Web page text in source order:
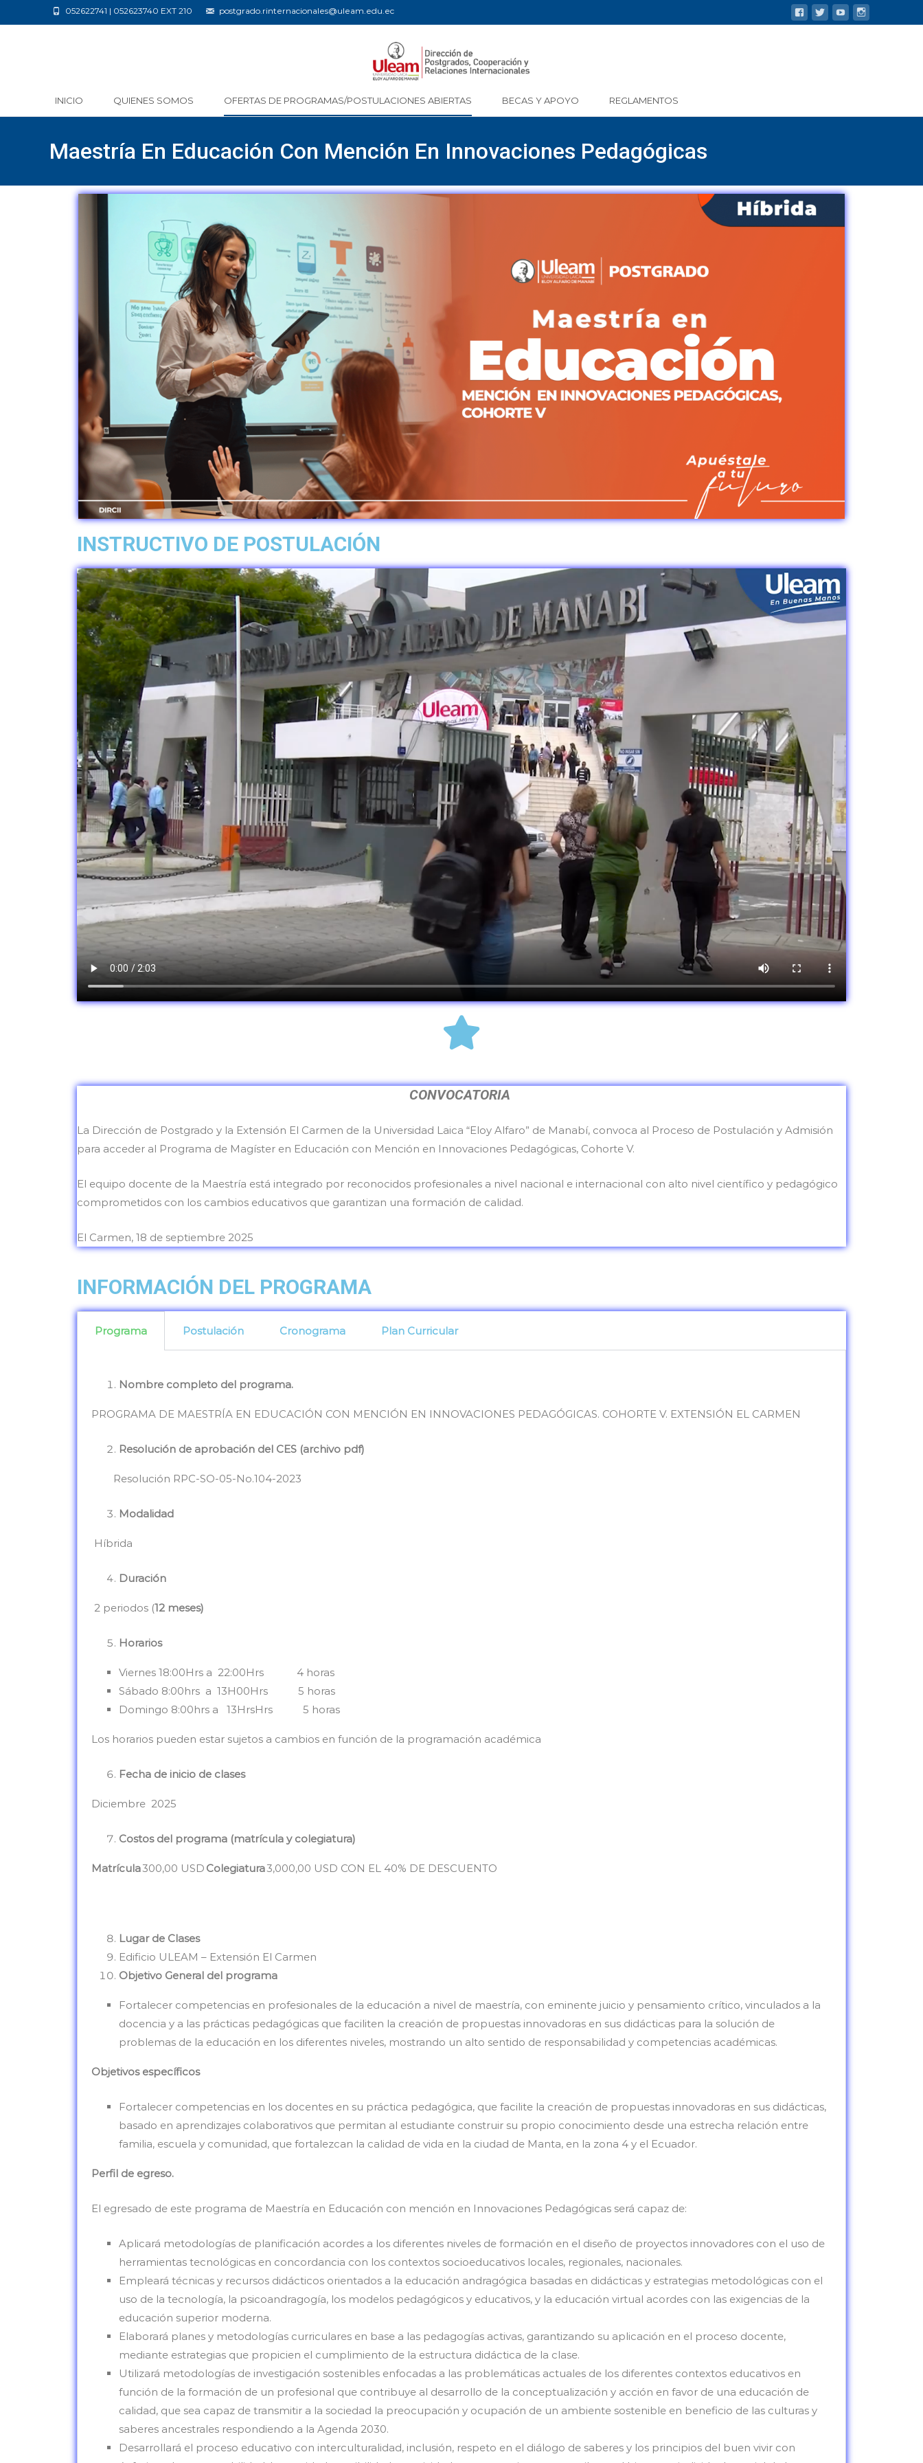
052622741 | 052623740 EXT 210 postgrado.rinternacionales@uleam.edu.ec
INICIO QUIENES SOMOS OFERTAS DE PROGRAMAS/POSTULACIONES ABIERTAS BECAS Y APOYO REGLAMENTOS
Maestría En Educación Con Mención En Innovaciones Pedagógicas
INSTRUCTIVO DE POSTULACIÓN
CONVOCATORIA
La Dirección de Postgrado y la Extensión El Carmen de la Universidad Laica “Eloy Alfaro” de Manabí, convoca al Proceso de Postulación y Admisión
para acceder al Programa de Magíster en Educación con Mención en Innovaciones Pedagógicas, Cohorte V.
El equipo docente de la Maestría está integrado por reconocidos profesionales a nivel nacional e internacional con alto nivel científico y pedagógico
comprometidos con los cambios educativos que garantizan una formación de calidad.
El Carmen, 18 de septiembre 2025
INFORMACIÓN DEL PROGRAMA
Programa Postulación Cronograma Plan Curricular
Nombre completo del programa.
PROGRAMA DE MAESTRÍA EN EDUCACIÓN CON MENCIÓN EN INNOVACIONES PEDAGÓGICAS. COHORTE V. EXTENSIÓN EL CARMEN
Resolución de aprobación del CES (archivo pdf)
Resolución RPC-SO-05-No.104-2023
Modalidad
Híbrida
Duración
2 periodos (12 meses)
Horarios
Viernes 18:00Hrs a 22:00Hrs 4 horas
Sábado 8:00hrs a 13H00Hrs 5 horas
Domingo 8:00hrs a 13HrsHrs 5 horas
Los horarios pueden estar sujetos a cambios en función de la programación académica
Fecha de inicio de clases
Diciembre 2025
Costos del programa (matrícula y colegiatura)
Matrícula300,00 USD Colegiatura3,000,00 USD CON EL 40% DE DESCUENTO
Lugar de Clases
Edificio ULEAM – Extensión El Carmen
Objetivo General del programa
Fortalecer competencias en profesionales de la educación a nivel de maestría, con eminente juicio y pensamiento crítico, vinculados a la
docencia y a las prácticas pedagógicas que faciliten la creación de propuestas innovadoras en sus didácticas para la solución de
problemas de la educación en los diferentes niveles, mostrando un alto sentido de responsabilidad y competencias académicas.
Objetivos específicos
Fortalecer competencias en los docentes en su práctica pedagógica, que facilite la creación de propuestas innovadoras en sus didácticas,
basado en aprendizajes colaborativos que permitan al estudiante construir su propio conocimiento desde una estrecha relación entre
familia, escuela y comunidad, que fortalezcan la calidad de vida en la ciudad de Manta, en la zona 4 y el Ecuador.
Perfil de egreso.
El egresado de este programa de Maestría en Educación con mención en Innovaciones Pedagógicas será capaz de:
Aplicará metodologías de planificación acordes a los diferentes niveles de formación en el diseño de proyectos innovadores con el uso de
herramientas tecnológicas en concordancia con los contextos socioeducativos locales, regionales, nacionales.
Empleará técnicas y recursos didácticos orientados a la educación andragógica basadas en didácticas y estrategias metodológicas con el
uso de la tecnología, la psicoandragogía, los modelos pedagógicos y educativos, y la educación virtual acordes con las exigencias de la
educación superior moderna.
Elaborará planes y metodologías curriculares en base a las pedagogías activas, garantizando su aplicación en el proceso docente,
mediante estrategias que propicien el cumplimiento de la estructura didáctica de la clase.
Utilizará metodologías de investigación sostenibles enfocadas a las problemáticas actuales de los diferentes contextos educativos en
función de la formación de un profesional que contribuye al desarrollo de la conceptualización y acción en favor de una educación de
calidad, que sea capaz de transmitir a la sociedad la preocupación y ocupación de un ambiente sostenible en beneficio de las culturas y
saberes ancestrales respondiendo a la Agenda 2030.
Desarrollará el proceso educativo con interculturalidad, inclusión, respeto en el diálogo de saberes y los principios del buen vivir con